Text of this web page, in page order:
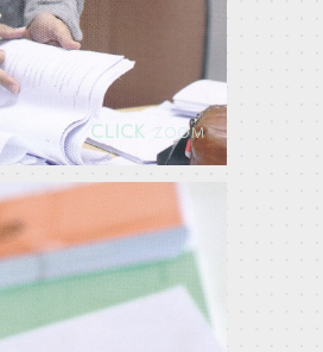
CLICK ZOOM